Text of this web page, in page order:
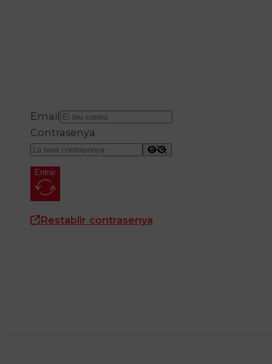
Email
Contrasenya
Entrar
Restablir contrasenya